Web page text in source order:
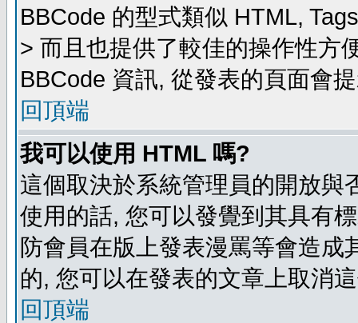
BBCode 的型式類似 HTML,
> 而且也提供了較佳的操作性方
BBCode 資訊, 從發表的頁面會
回頂端
我可以使用 HTML 嗎?
這個取決於系統管理員的開放與
使用的話, 您可以發覺到其具有
防會員在版上發表漫罵等會造
的, 您可以在發表的文章上取消
回頂端